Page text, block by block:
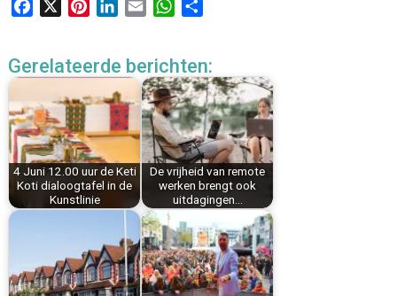
e
o
o
k
t
e
e
s
t
k
e
d
I
i
l
W
t
s
A
p
p
e
n
Gerelateerde berichten:
4 Juni 12.00 uur de Keti
Koti dialoogtafel in de
Kunstlinie
De vrijheid van remote
werken brengt ook
uitdagingen…